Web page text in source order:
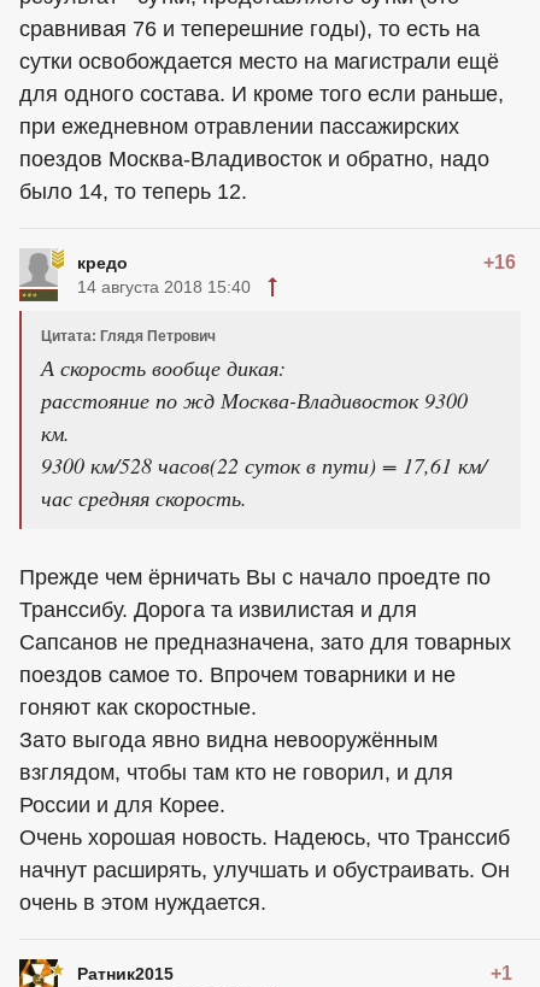
сравнивая 76 и теперешние годы), то есть на
сутки освобождается место на магистрали ещё
для одного состава. И кроме того если раньше,
при ежедневном отравлении пассажирских
поездов Москва-Владивосток и обратно, надо
было 14, то теперь 12.
кредо +16
14 августа 2018 15:40
Цитата: Глядя Петрович
А скорость вообще дикая:
расстояние по жд Москва-Владивосток 9300
км.
9300 км/528 часов(22 суток в пути) = 17,61 км/
час средняя скорость.
Прежде чем ёрничать Вы с начало проедте по
Транссибу. Дорога та извилистая и для
Сапсанов не предназначена, зато для товарных
поездов самое то. Впрочем товарники и не
гоняют как скоростные.
Зато выгода явно видна невооружённым
взглядом, чтобы там кто не говорил, и для
России и для Корее.
Очень хорошая новость. Надеюсь, что Транссиб
начнут расширять, улучшать и обустраивать. Он
очень в этом нуждается.
Ратник2015 +1